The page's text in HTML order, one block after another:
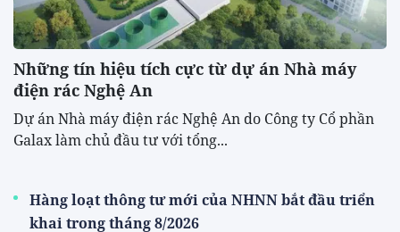
Những tín hiệu tích cực từ dự án Nhà máy
điện rác Nghệ An
Dự án Nhà máy điện rác Nghệ An do Công ty Cổ phần
Galax làm chủ đầu tư với tổng...
Hàng loạt thông tư mới của NHNN bắt đầu triển
khai trong tháng 8/2026